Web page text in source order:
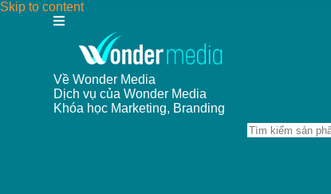
Skip to content
Về Wonder Media
Dịch vụ của Wonder Media
Khóa học Marketing, Branding